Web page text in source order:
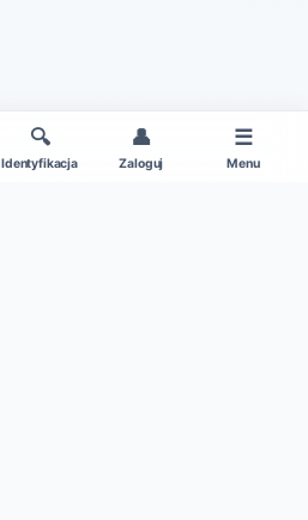
🔍
Identyfikacja
👤
Zaloguj
☰
Menu